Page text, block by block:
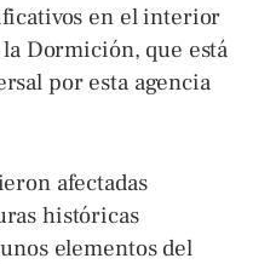
en el interior
Dormición, que está
por esta agencia
afectadas
históricas
elementos del